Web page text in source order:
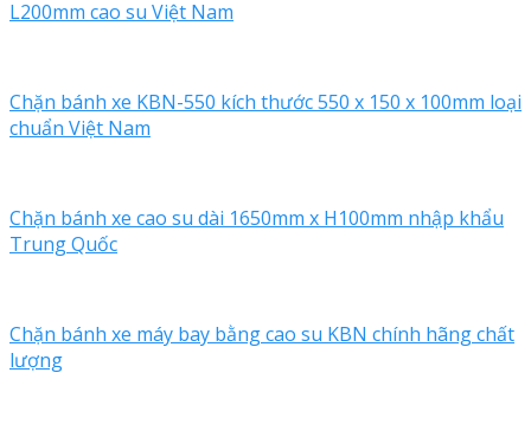
L200mm cao su Việt Nam
Chặn bánh xe KBN-550 kích thước 550 x 150 x 100mm loại
chuẩn Việt Nam
Chặn bánh xe cao su dài 1650mm x H100mm nhập khẩu
Trung Quốc
Chặn bánh xe máy bay bằng cao su KBN chính hãng chất
lượng